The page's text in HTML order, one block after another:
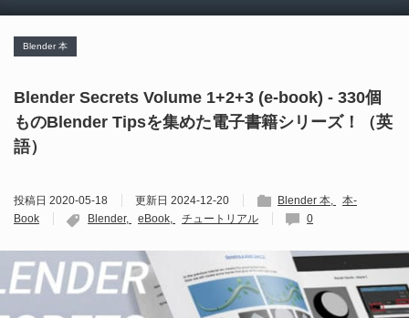
Blender 本
Blender Secrets Volume 1+2+3 (e-book) - 330個
ものBlender Tipsを集めた電子書籍シリーズ！（英
語）
投稿日 2020-05-18 更新日 2024-12-20 Blender 本
本-
Book
Blender eBook チュートリアル 0